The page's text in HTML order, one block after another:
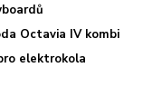
Octavia IV kombi
elektrokola